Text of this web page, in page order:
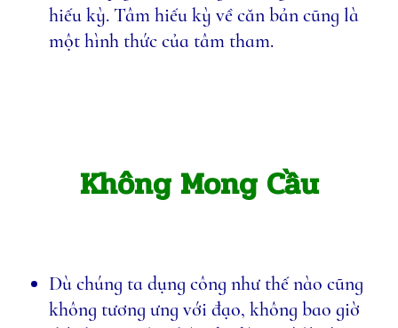
hiếu kỳ. Tâm hiếu kỳ về căn bản cũng là
một hình thức của tâm tham.
Không Mong Cầu
Dù chúng ta dụng công như thế nào cũng
không tương ưng với đạo, không bao giờ